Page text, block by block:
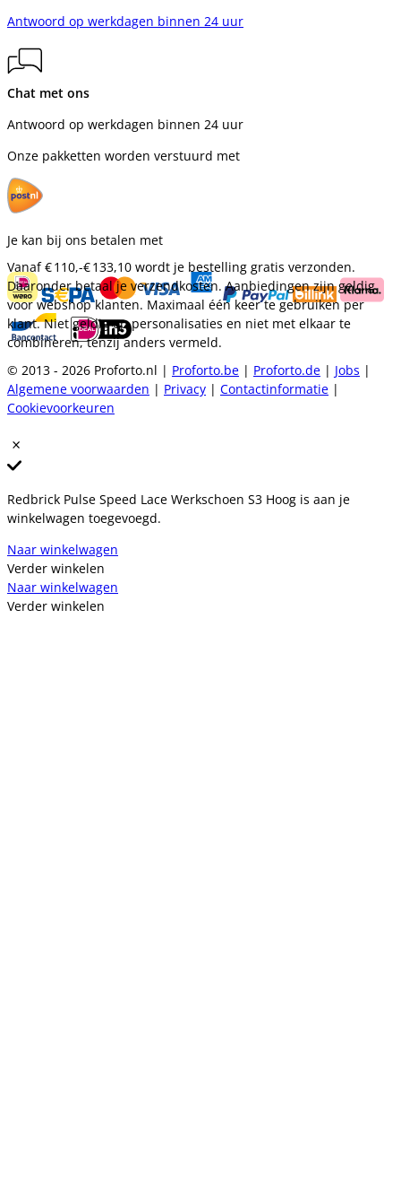
Antwoord op werkdagen binnen 24 uur
Chat met ons
Antwoord op werkdagen binnen 24 uur
Onze pakketten worden verstuurd met
Je kan bij ons betalen met
Vanaf€ 110,-€ 133,10 wordt je bestelling gratis verzonden.
Daaronder betaal je verzendkosten. Aanbiedingen zijn geldig
voor webshop klanten. Maximaal één keer te gebruiken per
klant. Niet geldig op personalisaties en niet met elkaar te
combineren, tenzij anders vermeld.
© 2013 - 2026 Proforto.nl | Proforto.be | Proforto.de | Jobs |
Algemene voorwaarden | Privacy | Contactinformatie |
Cookievoorkeuren
Redbrick Pulse Speed Lace Werkschoen S3 Hoog is aan je
winkelwagen toegevoegd.
Naar winkelwagen
Verder winkelen
Naar winkelwagen
Verder winkelen